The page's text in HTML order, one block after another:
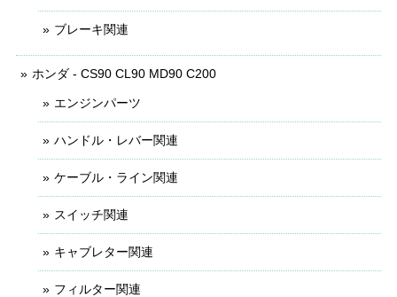
ブレーキ関連
ホンダ - CS90 CL90 MD90 C200
エンジンパーツ
ハンドル・レバー関連
ケーブル・ライン関連
スイッチ関連
キャブレター関連
フィルター関連